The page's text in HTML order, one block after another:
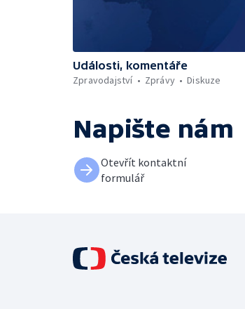
Události, komentáře
Zpravodajství
Zprávy Diskuze
Napište nám
Otevřít kontaktní
formulář